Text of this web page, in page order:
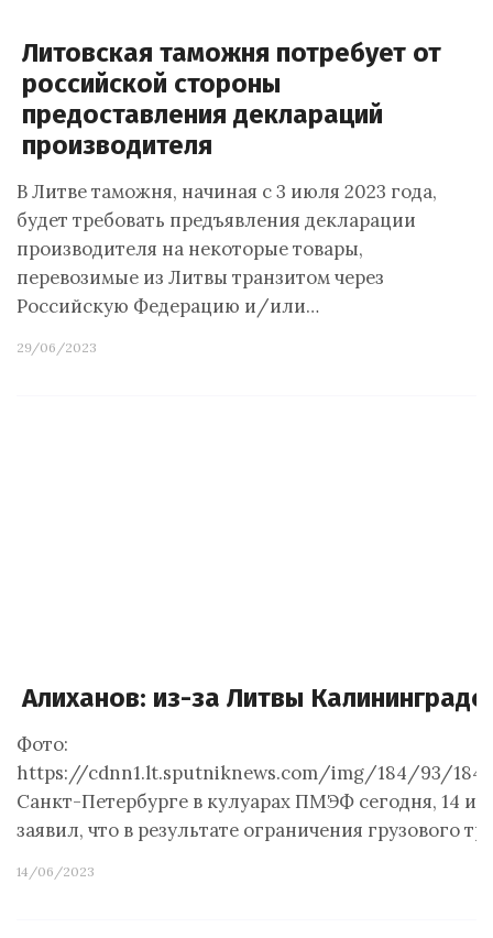
Литовская таможня потребует от
российской стороны
предоставления деклараций
производителя
В Литве таможня, начиная с 3 июля 2023 года,
будет требовать предъявления декларации
производителя на некоторые товары,
перевозимые из Литвы транзитом через
Российскую Федерацию и/или…
29/06/2023
Алиханов: из-за Литвы
Фото:
https://cdnn1.lt.sputniknews.com/img/184/93/
Санкт-Петербурге в кулуарах ПМЭФ сегодня, 14
заявил, что в результате ограничения грузового
14/06/2023